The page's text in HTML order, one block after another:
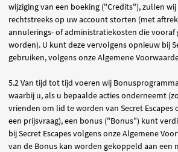
wijziging van een boeking ("Credits"), zullen wij
rechtstreeks op uw account storten (met
annulerings- of administratiekosten die vooraf
worden). U kunt deze vervolgens opnieuw bij
gebruiken, volgens onze Algemene
5.2 Van tijd tot tijd voeren wij
waarbij u, als u bepaalde acties onderneemt
vrienden om lid te worden van Secret Escapes
een prijsvraag), een bonus ("Bonus") kunt
bij Secret Escapes volgens onze Algemene
van de Bonus kan worden gekoppeld aan een